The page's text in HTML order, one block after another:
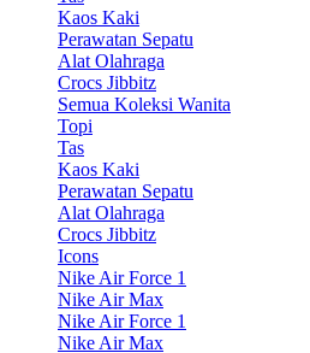
Kaos Kaki
Perawatan Sepatu
Alat Olahraga
Crocs Jibbitz
Semua Koleksi Wanita
Topi
Tas
Kaos Kaki
Perawatan Sepatu
Alat Olahraga
Crocs Jibbitz
Icons
Nike Air Force 1
Nike Air Max
Nike Air Force 1
Nike Air Max